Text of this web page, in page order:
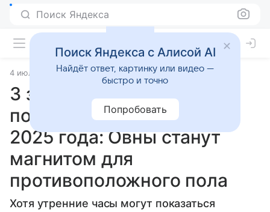
Поиск Яндекса
4 июля 2025 Статьи
3 знака зодиака, которым
повезет в любви 5 июля
2025 года: Овны станут
магнитом для
противоположного пола
Хотя утренние часы могут показаться
Поиск Яндекса с Алисой AI
Найдёт ответ, картинку или видео —
быстро и точно
Попробовать